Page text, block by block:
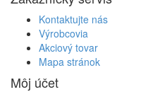
Kontaktujte nás
Výrobcovia
Akciový tovar
Mapa stránok
Môj účet